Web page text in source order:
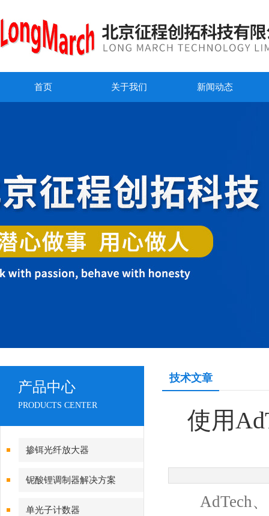
首页 关于我们 新闻动态
产品中心
PRODUCTS CENTER
掺铒光纤放大器
铌酸锂调制器解决方案
单光子计数器
技术文章
使用
AdTech、